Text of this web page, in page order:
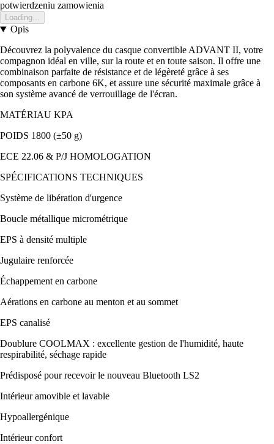
potwierdzeniu zamowienia
Loading...
Opis
Découvrez la polyvalence du casque convertible ADVANT II, votre
compagnon idéal en ville, sur la route et en toute saison. Il offre une
combinaison parfaite de résistance et de légèreté grâce à ses
composants en carbone 6K, et assure une sécurité maximale grâce à
son système avancé de verrouillage de l'écran.
MATÉRIAU KPA
POIDS 1800 (±50 g)
ECE 22.06 & P/J HOMOLOGATION
SPÉCIFICATIONS TECHNIQUES
Système de libération d'urgence
Boucle métallique micrométrique
EPS à densité multiple
Jugulaire renforcée
Échappement en carbone
Aérations en carbone au menton et au sommet
EPS canalisé
Doublure COOLMAX : excellente gestion de l'humidité, haute
respirabilité, séchage rapide
Prédisposé pour recevoir le nouveau Bluetooth LS2
Intérieur amovible et lavable
Hypoallergénique
Intérieur confort